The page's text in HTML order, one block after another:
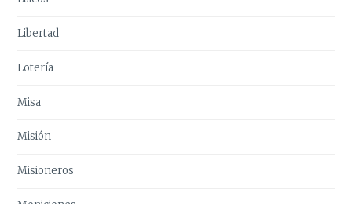
Libertad
Lotería
Misa
Misión
Misioneros